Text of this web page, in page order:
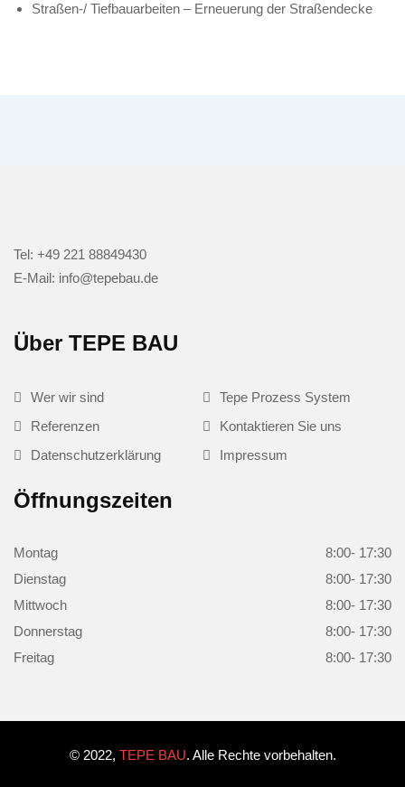
Straßen-/ Tiefbauarbeiten – Erneuerung der Straßendecke
Tel: +49 221 88849430
E-Mail: info@tepebau.de
Über TEPE BAU
Wer wir sind
Tepe Prozess System
Referenzen
Kontaktieren Sie uns
Datenschutzerklärung
Impressum
Öffnungszeiten
Montag
8:00- 17:30
Dienstag
8:00- 17:30
Mittwoch
8:00- 17:30
Donnerstag
8:00- 17:30
Freitag
8:00- 17:30
© 2022, TEPE BAU. Alle Rechte vorbehalten.